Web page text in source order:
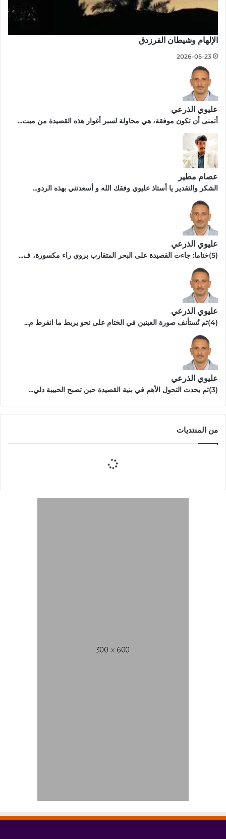
الإلهام وشيطان الفرزدق
2026-05-23
عليوي الذرعي
أتمنى أن تكون موفقة، هي محاولة لسبر أغوار هذه القصيدة من مبت...
عصام مطير
الشكر والتقدير يا أستاذ عليوي وفقك الله و أسعدتني بهذه الردو...
عليوي الذرعي
(5)ختاما: جاءت القصيدة على البحر المتقارب بروي راء مكسورة، ف...
عليوي الذرعي
(4)ثم تُستأنف صورة العينين في الختام على نحو يربط ما انفرط م...
عليوي الذرعي
(3)ثم يحدث التحول الأهم في بنية القصيدة حين تصبح الحبيبة دلي...
من المنتديات